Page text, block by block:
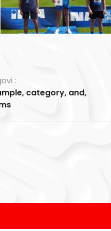
:
, category, and,